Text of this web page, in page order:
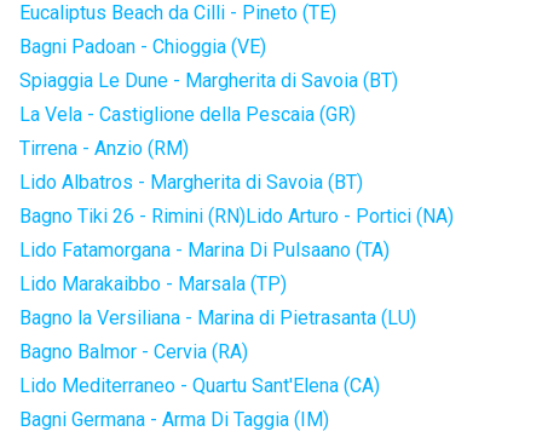
Eucaliptus Beach da Cilli - Pineto (TE)
Bagni Padoan - Chioggia (VE)
Spiaggia Le Dune - Margherita di Savoia (BT)
La Vela - Castiglione della Pescaia (GR)
Tirrena - Anzio (RM)
Lido Albatros - Margherita di Savoia (BT)
Bagno Tiki 26 - Rimini (RN)Lido Arturo - Portici (NA)
Lido Fatamorgana - Marina Di Pulsaano (TA)
Lido Marakaibbo - Marsala (TP)
Bagno la Versiliana - Marina di Pietrasanta (LU)
Bagno Balmor - Cervia (RA)
Lido Mediterraneo - Quartu Sant'Elena (CA)
Bagni Germana - Arma Di Taggia (IM)